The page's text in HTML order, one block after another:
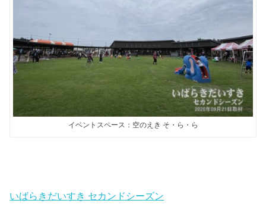
イベントスペース：空のえき そ・ら・ら
いばらきだいすき セカンドシーズン